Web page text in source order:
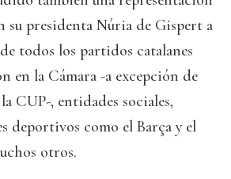
su presidenta Núria de Gispert a
de todos los partidos catalanes
en la Cámara -a excepción de
CUP-, entidades sociales,
deportivos como el Barça y el
otros.